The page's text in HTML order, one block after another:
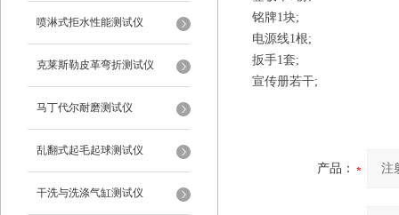
喷淋式拒水性能测试仪
克莱斯勒皮革弯折测试仪
马丁代尔耐磨测试仪
乱翻式起毛起球测试仪
干洗与洗涤气缸测试仪
铭牌1块;
电源线1根;
扳手1套;
宣传册若干;
产品：